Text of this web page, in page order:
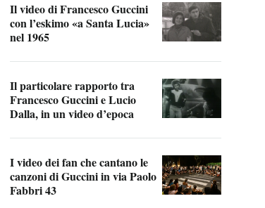
Il video di Francesco Guccini
con l’eskimo «a Santa Lucia»
nel 1965
Il particolare rapporto tra
Francesco Guccini e Lucio
Dalla, in un video d’epoca
I video dei fan che cantano le
canzoni di Guccini in via Paolo
Fabbri 43